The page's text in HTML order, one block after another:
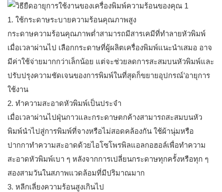
1. ใช้กระดาษระบายความร้อนคุณภาพสูง
กระดาษความร้อนคุณภาพต่ำสามารถมีสารเคมีที่ทำลายหัวพิมพ์
เมื่อเวลาผ่านไป เลือกกระดาษที่ผู้ผลิตเครื่องพิมพ์แนะนำเสมอ อาจ
มีค่าใช้จ่ายมากกว่าเล็กน้อย แต่จะช่วยลดการสะสมบนหัวพิมพ์และ
ปรับปรุงความชัดเจนของการพิมพ์ในที่สุดก็ขยายอุปกรณ์’อายุการ
ใช้งาน
2. ทำความสะอาดหัวพิมพ์เป็นประจำ
เมื่อเวลาผ่านไปฝุ่นกาวและกระดาษตกค้างสามารถสะสมบนหัว
พิมพ์นำไปสู่การพิมพ์ที่จางหรือไม่สอดคล้องกัน ใช้ผ้านุ่มหรือ
ปากกาทำความสะอาดด้วยไอโซโพรพิลแอลกอฮอล์เพื่อทำความ
สะอาดหัวพิมพ์เบา ๆ หลังจากการเปลี่ยนกระดาษทุกครั้งหรือทุก ๆ
สองสามวันในสภาพแวดล้อมที่มีปริมาณมาก
3. หลีกเลี่ยงความร้อนสูงเกินไป